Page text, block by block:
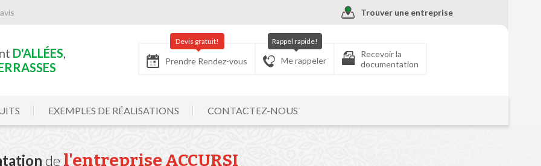
Trouver une entreprise
D'ALLÉES,
Prendre Rendez-vous
Devis gratuit!
Me rappeler
Rappel rapide!
Recevoir la
documentation
EXEMPLES DE RÉALISATIONS CONTACTEZ-NOUS
de l'entreprise ACCURSI